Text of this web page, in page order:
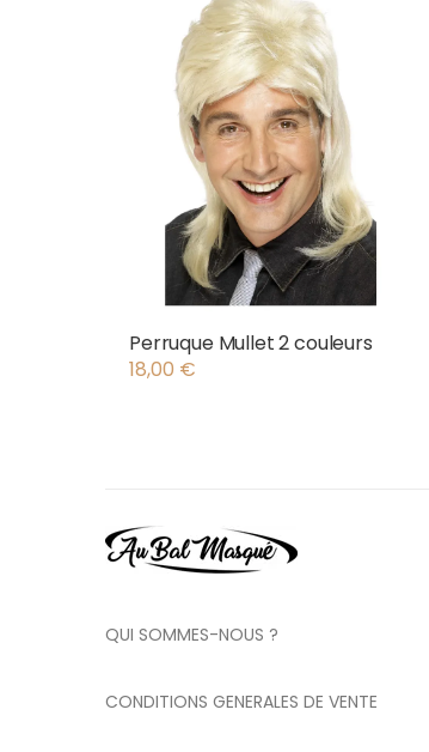
Perruque Mullet 2 couleurs
18,00 €
QUI SOMMES-NOUS ?
CONDITIONS GENERALES DE VENTE